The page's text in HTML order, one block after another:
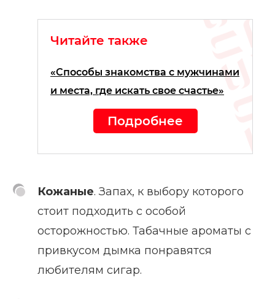
Читайте также
«Способы знакомства с мужчинами
и места, где искать свое счастье»
Подробнее
Кожаные. Запах, к выбору которого
стоит подходить с особой
осторожностью. Табачные ароматы с
привкусом дымка понравятся
любителям сигар.